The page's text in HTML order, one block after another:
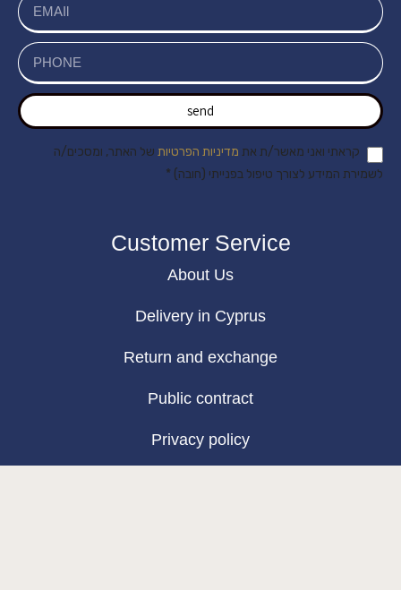
send
קראתי ואני מאשר/ת את מדיניות הפרטיות של האתר, ומסכים/ה
לשמירת המידע לצורך טיפול בפנייתי (חובה) *
Customer Service
About Us
Delivery in Cyprus
Return and exchange
Public contract
Privacy policy